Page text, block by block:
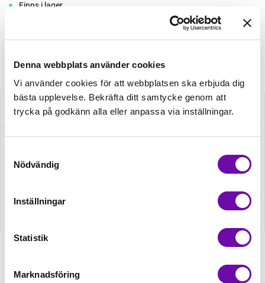
Denna webbplats använder cookies
Vi använder cookies för att webbplatsen ska erbjuda dig
bästa upplevelse. Bekräfta ditt samtycke genom att
trycka på godkänn alla eller anpassa via inställningar.
Nödvändig
Inställningar
Statistik
Marknadsföring
Finns i lager
Beskrivning
Relaterade produkter